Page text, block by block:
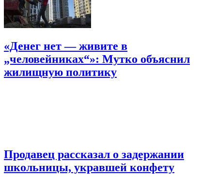
«Денег нет — живите в
„человейниках“»: Мутко объяснил
жилищную политику
Продавец рассказал о задержании
школьницы, укравшей конфету